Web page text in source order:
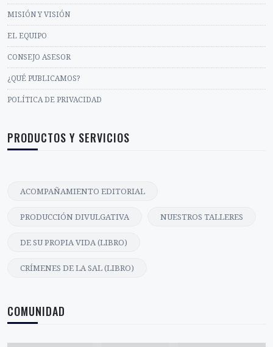
MISIÓN Y VISIÓN
EL EQUIPO
CONSEJO ASESOR
¿QUÉ PUBLICAMOS?
POLÍTICA DE PRIVACIDAD
PRODUCTOS Y SERVICIOS
ACOMPAÑAMIENTO EDITORIAL
PRODUCCIÓN DIVULGATIVA NUESTROS TALLERES
DE SU PROPIA VIDA (LIBRO)
CRÍMENES DE LA SAL (LIBRO)
COMUNIDAD